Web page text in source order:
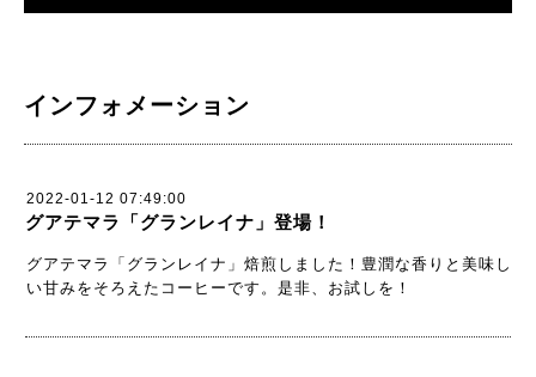
インフォメーション
2022-01-12 07:49:00
グアテマラ「グランレイナ」登場！
グアテマラ「グランレイナ」焙煎しました！豊潤な香りと美味し
い甘みをそろえたコーヒーです。是非、お試しを！